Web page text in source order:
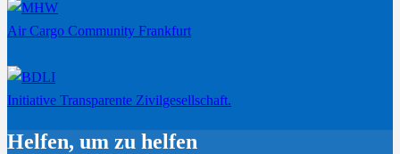
Air Cargo Community Frankfurt
Initiative Transparente Zivilgesellschaft.
Helfen, um zu helfen